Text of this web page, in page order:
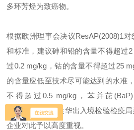
多环芳烃为致癌物。
根据欧洲理事会决议ResAP(2008)1
和标准，建议砷和铅的含量不得超过
过0.2 mg/kg，钴的含量不得超过25
的含量应低至技术尽可能达到的水准
不得超过0.5 mg/kg，苯并芘
mg/kg。在此，金华出入境检验检疫
企业对此予以高度重视。